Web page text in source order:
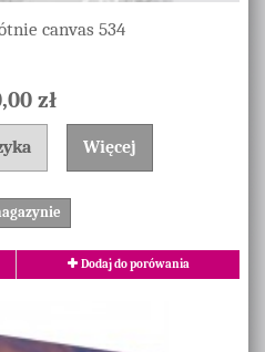
canvas 534
zł
Więcej
Dodaj do porówania